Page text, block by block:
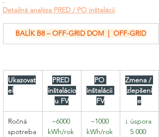
Detailná analýza PRED / PO inštalácii
BALÍK B8 – OFF-GRID DOM  |  OFF-GRID
Ukazovat
eľ
PRED
inštalácio
u FV
PO
inštalácii
FV
Zmena /
zlepšeni
e
Ročná
spotreba
~6000
kWh/rok
~1000
kWh/rok
↓ úspora
5 000